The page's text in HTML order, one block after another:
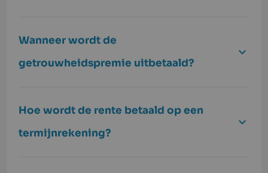
Wanneer wordt de
getrouwheidspremie uitbetaald?
Hoe wordt de rente betaald op een
termijnrekening?